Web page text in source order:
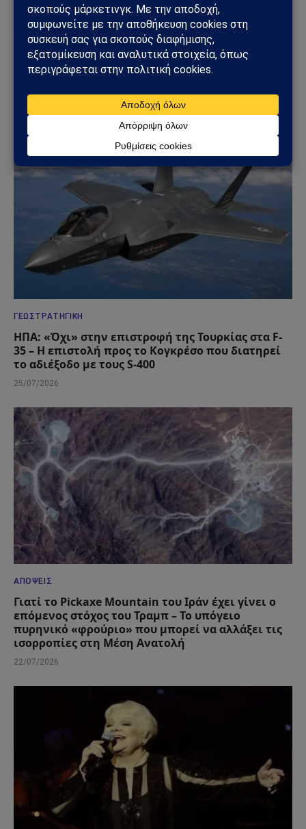
ΓΕΩΣΤΡΑΤΗΓΙΚΉ
Ρωσία: Δορυφορικές εικόνες αποκαλύπτουν νέα
προετοιμάζεται για βαθύτερο πόλεμο φθοράς
31/07/2026
ΓΕΩΣΤΡΑΤΗΓΙΚΉ
ΗΠΑ: «Όχι» στην επιστροφή της Τουρκίας στα F-
35 – Η επιστολή προς το Κογκρέσο που διατηρεί
το αδιέξοδο με τους S-400
25/07/2026
ΑΠΌΨΕΙΣ
Γιατί το Pickaxe Mountain του Ιράν έχει γίνει ο
επόμενος στόχος του Τραμπ – Το υπόγειο
πυρηνικό «φρούριο» που μπορεί να αλλάξει τις
ισορροπίες στη Μέση Ανατολή
22/07/2026